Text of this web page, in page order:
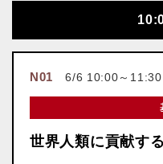
N01 6/6 10:00～11:30
世界人類に貢献す